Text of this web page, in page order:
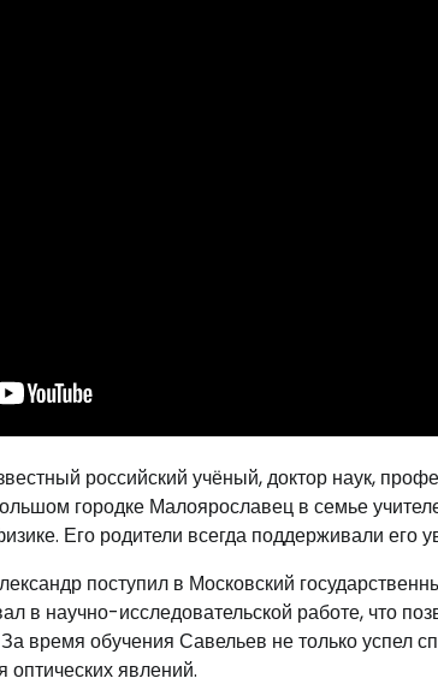
российский учёный, доктор наук,
городке Малоярославец в семье
Его родители всегда поддерживали его
поступил в Московский
в научно-исследовательской работе, что
За время обучения Савельев не только успел
явлений.